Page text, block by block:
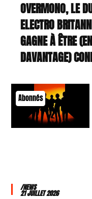
OVERMONO, LE
ELECTRO
GAGNE À ÊTRE
DAVANTAGE)
Abonnés
/NEWS
21 JUILLET 2026